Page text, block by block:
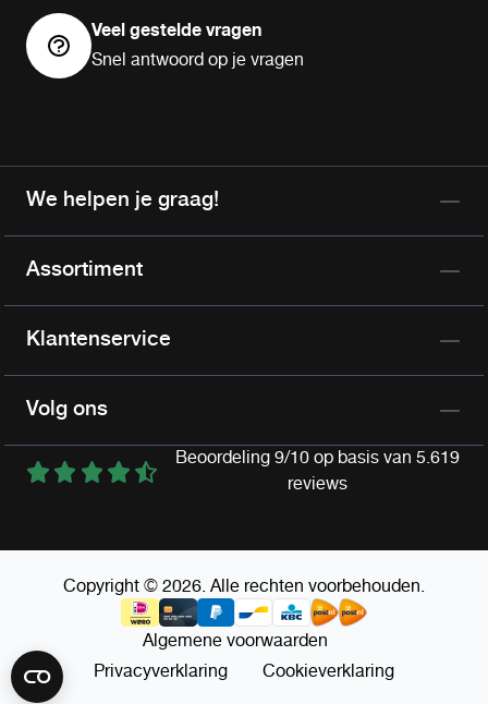
Veel gestelde vragen
Snel antwoord op je vragen
We helpen je graag!
Assortiment
Klantenservice
Volg ons
Beoordeling 9/10 op basis van 5.619
reviews
Copyright © 2026. Alle rechten voorbehouden.
Algemene voorwaarden
Privacyverklaring
Cookieverklaring